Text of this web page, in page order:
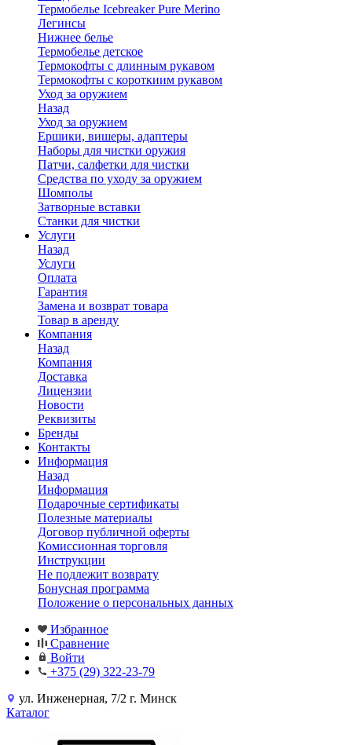
Термобелье Icebreaker Pure Merino
Легинсы
Нижнее белье
Термобелье детское
Термокофты с длинным рукавом
Термокофты с короткиим рукавом
Уход за оружием
Назад
Уход за оружием
Ершики, вишеры, адаптеры
Наборы для чистки оружия
Патчи, салфетки для чистки
Средства по уходу за оружием
Шомполы
Затворные вставки
Станки для чистки
Услуги
Назад
Услуги
Оплата
Гарантия
Замена и возврат товара
Товар в аренду
Компания
Назад
Компания
Доставка
Лицензии
Новости
Реквизиты
Бренды
Контакты
Информация
Назад
Информация
Подарочные сертификаты
Полезные материалы
Договор публичной оферты
Комиссионная торговля
Инструкции
Не подлежит возврату
Бонусная программа
Положение о персональных данных
Избранное
Сравнение
Войти
+375 (29) 322-23-79
ул. Инженерная, 7/2 г. Минск
Каталог